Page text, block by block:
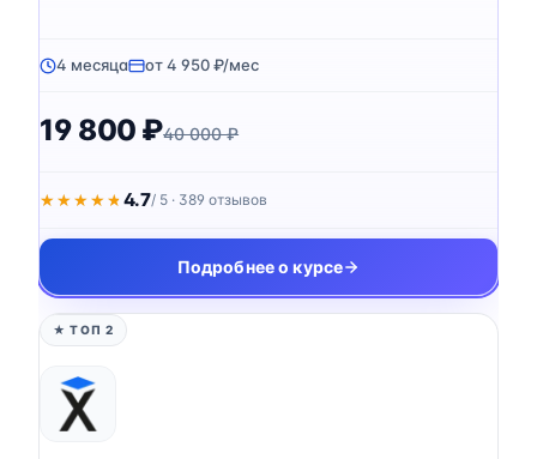
4 месяца от 4 950 ₽/мес
19 800 ₽40 000 ₽
★★★★★
★★★★★ 4.7/ 5 · 389 отзывов
Подробнее о курсе
★ ТОП 2